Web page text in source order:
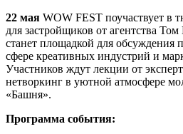
22 мая WOW FEST поучаствует в
для застройщиков от агентства
станет площадкой для обсуждения
сфере креативных индустрий и
Участников ждут лекции от
нетворкинг в уютной атмосфере
«Башня».
Программа события: